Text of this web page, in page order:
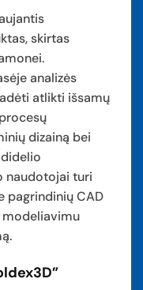
skirtas
analizės
atlikti išsamų
dizainą bei
naudotojai turi
pagrindinių CAD
modeliavimu